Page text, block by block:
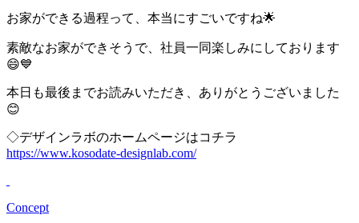
お家ができる過程って、本当にすごいですね🌟
素敵なお家ができそうで、社員一同楽しみにしております
😄💙
本日も最後までお読みいただき、ありがとうございました
😊
◇デザインラボのホームページはコチラ
https://www.kosodate-designlab.com/
Concept